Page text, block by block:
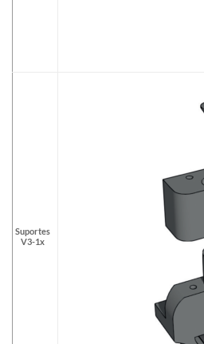
Suportes
V3-1x